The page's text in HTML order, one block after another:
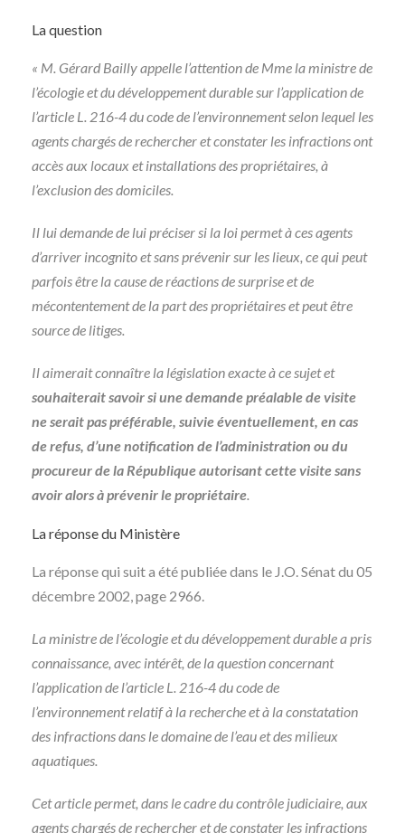
La question
« M. Gérard Bailly appelle l’attention de Mme la ministre de
l’écologie et du développement durable sur l’application de
l’article L. 216-4 du code de l’environnement selon lequel les
agents chargés de rechercher et constater les infractions ont
accès aux locaux et installations des propriétaires, à
l’exclusion des domiciles.
Il lui demande de lui préciser si la loi permet à ces agents
d’arriver incognito et sans prévenir sur les lieux, ce qui peut
parfois être la cause de réactions de surprise et de
mécontentement de la part des propriétaires et peut être
source de litiges.
Il aimerait connaître la législation exacte à ce sujet et
souhaiterait savoir si une demande préalable de visite
ne serait pas préférable, suivie éventuellement, en cas
de refus, d’une notification de l’administration ou du
procureur de la République autorisant cette visite sans
avoir alors à prévenir le propriétaire.
La réponse du Ministère
La réponse qui suit a été publiée dans le J.O. Sénat du 05
décembre 2002, page 2966.
La ministre de l’écologie et du développement durable a pris
connaissance, avec intérêt, de la question concernant
l’application de l’article L. 216-4 du code de
l’environnement relatif à la recherche et à la constatation
des infractions dans le domaine de l’eau et des milieux
aquatiques.
Cet article permet, dans le cadre du contrôle judiciaire, aux
agents chargés de rechercher et de constater les infractions